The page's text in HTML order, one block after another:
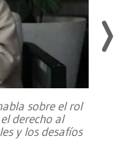
sobre el rol
derecho al
y los desafíos